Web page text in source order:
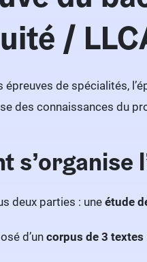
/
de spécialités,
des connaissances du
s’organise
deux parties : uneétude
d’un corpus de 3 textes